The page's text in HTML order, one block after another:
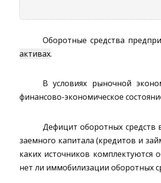
Оборотные средства
активах.
В условиях рыночной
финансово-экономическое
Дефицит оборотных средств
заемного капитала (кредитов и
каких источников комплектуются
нет ли иммобилизации оборотных